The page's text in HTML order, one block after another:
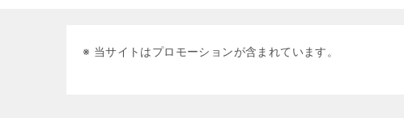
※ 当サイトはプロモーションが含まれています。